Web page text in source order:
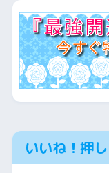
いいね！押